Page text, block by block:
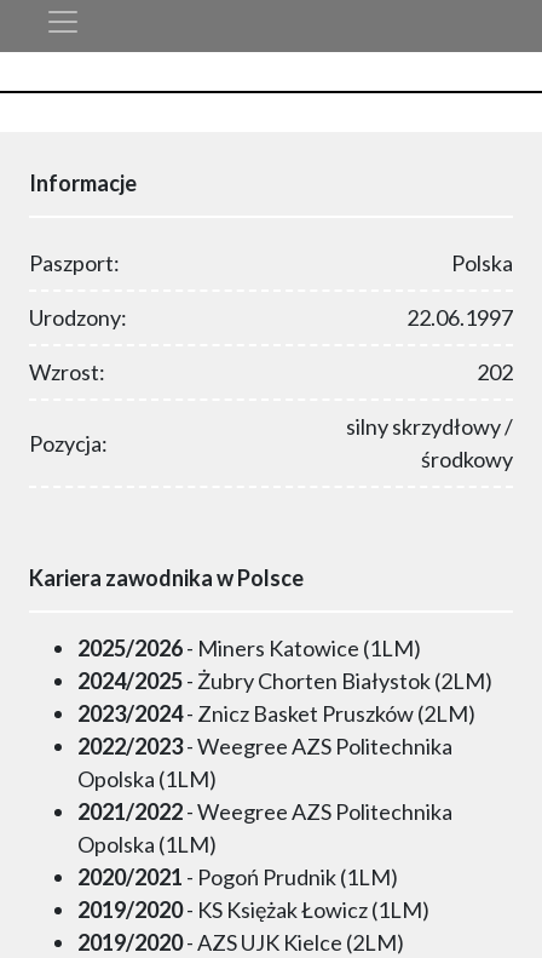
Informacje
Paszport: Polska
Urodzony: 22.06.1997
Wzrost: 202
Pozycja:
silny skrzydłowy /
środkowy
Kariera zawodnika w Polsce
2025/2026- Miners Katowice (1LM)
2024/2025- Żubry Chorten Białystok (2LM)
2023/2024- Znicz Basket Pruszków (2LM)
2022/2023- Weegree AZS Politechnika
Opolska (1LM)
2021/2022- Weegree AZS Politechnika
Opolska (1LM)
2020/2021 - Pogoń Prudnik (1LM)
2019/2020- KS Księżak Łowicz (1LM)
2019/2020- AZS UJK Kielce (2LM)